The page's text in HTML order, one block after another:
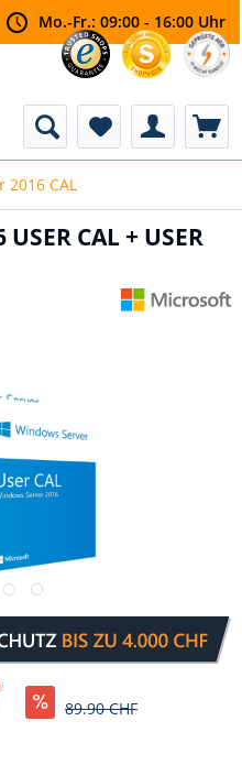
Mo.-Fr.: 09:00 - 16:00 Uhr
2016 CAL
CAL + USER
89.90 CHF